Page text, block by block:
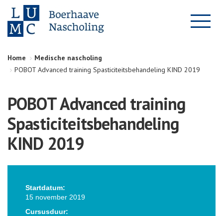
Home
Medische nascholing
POBOT Advanced training Spasticiteitsbehandeling KIND 2019
POBOT Advanced training
Spasticiteitsbehandeling
KIND 2019
Startdatum:
15 november 2019
Cursusduur: